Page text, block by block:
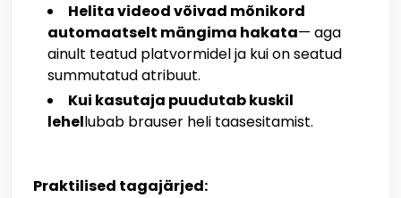
Helita videod võivad mõnikord
automaatselt mängima hakata— aga
ainult teatud platvormidel ja kui on seatud
summutatud atribuut.
Kui kasutaja puudutab kuskil
lehellubab brauser heli taasesitamist.
Praktilised tagajärjed: